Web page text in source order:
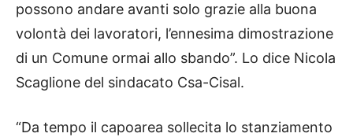
possono andare avanti solo grazie alla buona
volontà dei lavoratori, l’ennesima dimostrazione
di un Comune ormai allo sbando”. Lo dice Nicola
Scaglione del sindacato Csa-Cisal.
“Da tempo il capoarea sollecita lo stanziamento